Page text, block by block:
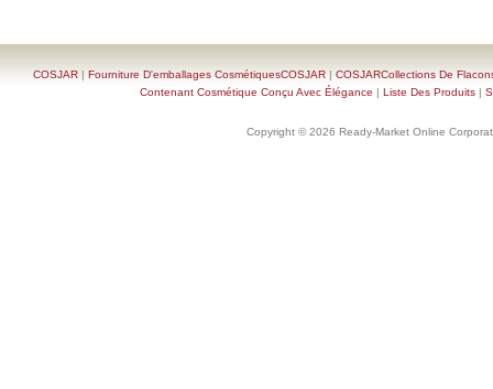
COSJAR | Fourniture D'emballages CosmétiquesCOSJAR | COSJARCollections De
Contenant Cosmétique Conçu Avec Élégance | Liste Des Produits |
Copyright © 2026 Ready-Market Online